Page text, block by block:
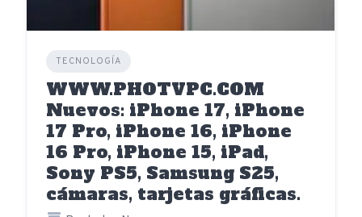
TECNOLOGÍA
WWW.PHOTVPC.COM
Nuevos: iPhone 17, iPhone
17 Pro, iPhone 16, iPhone
16 Pro, iPhone 15, iPad,
Sony PS5, Samsung S25,
cámaras, tarjetas gráficas.